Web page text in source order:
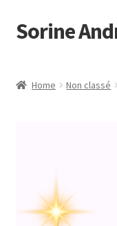
Aller
à
navigation
Aller
au
Sorine
Politique de cookies
Témoignages
Home Non classé